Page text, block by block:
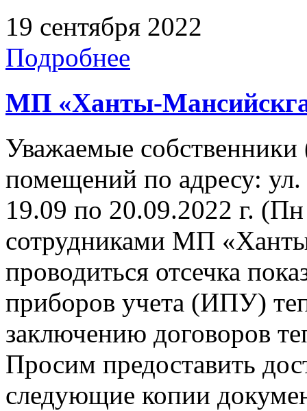
19 сентября 2022
Подробнее
МП «Ханты-
Уважаемые
помещений по адресу:
19.09 по 20.09.2022 г.
сотрудниками МП
проводиться отсечка
приборов учета (ИПУ)
заключению договоров
Просим предоставить
следующие копии